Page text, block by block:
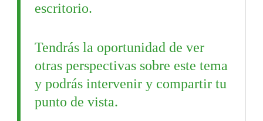
escritorio.
Tendrás la oportunidad de ver
otras perspectivas sobre este tema
y podrás intervenir y compartir tu
punto de vista.